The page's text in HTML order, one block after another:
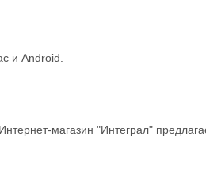
и Android.
магазин "Интеграл"